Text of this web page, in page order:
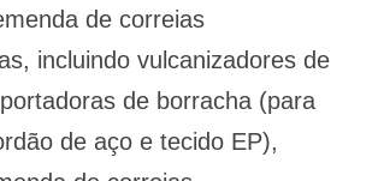
de correias
incluindo vulcanizadores de
de borracha (para
de aço e tecido EP),